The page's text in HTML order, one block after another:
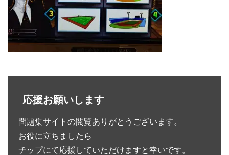
応援お願いします
問題集サイトの閲覧ありがとうございます。
お役に立ちましたら
チップにて応援していただけますと幸いです。